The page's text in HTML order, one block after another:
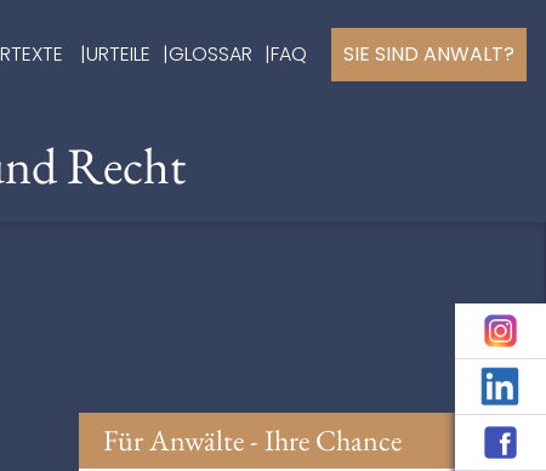
URTEILE GLOSSAR FAQ SIE SIND ANWALT?
Recht
Für Anwälte - Ihre Chance